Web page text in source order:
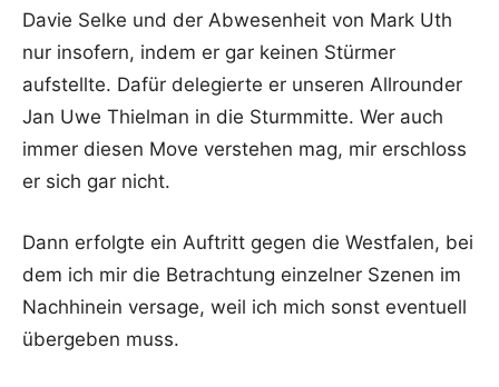
Davie Selke und der Abwesenheit von Mark Uth
nur insofern, indem er gar keinen Stürmer
aufstellte. Dafür delegierte er unseren Allrounder
Jan Uwe Thielman in die Sturmmitte. Wer auch
immer diesen Move verstehen mag, mir erschloss
er sich gar nicht.
Dann erfolgte ein Auftritt gegen die Westfalen, bei
dem ich mir die Betrachtung einzelner Szenen im
Nachhinein versage, weil ich mich sonst eventuell
übergeben muss.